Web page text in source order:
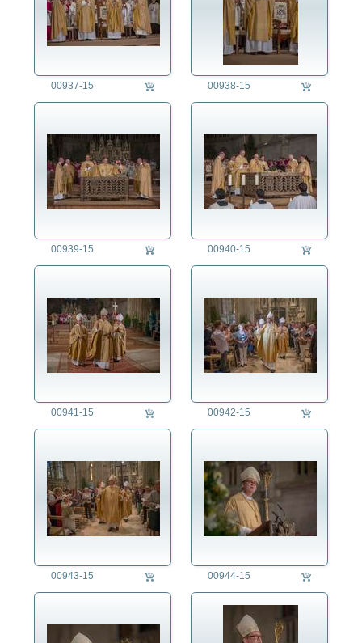
00937-15 00938-15
00939-15 00940-15
00941-15 00942-15
00943-15 00944-15